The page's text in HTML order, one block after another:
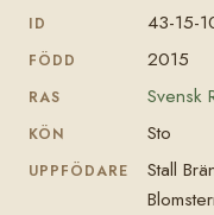
ID 43-15-
FÖDD 2015
RAS Svensk
KÖN Sto
UPPFÖDARE
Stall